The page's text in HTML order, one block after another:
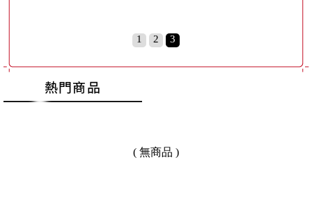
訊息跑馬燈文字訊息跑馬燈文字
訊息跑馬燈文字訊息跑馬燈文字
1 2 3
( 無商品 )